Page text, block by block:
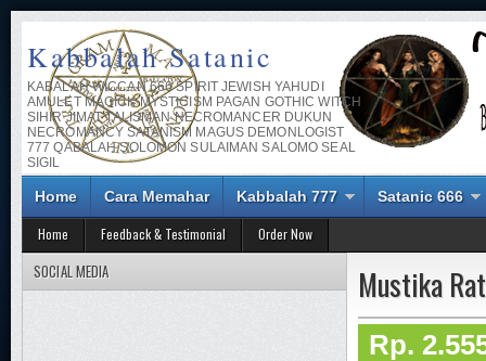
Kabbalah Satanic
KABALAH WICCAN 666 SPIRIT JEWISH YAHUDI
AMULET MAGICK MYSTICISM PAGAN GOTHIC WITCH
SIHIR JIMAT TALISMAN NECROMANCER DUKUN
NECROMANCY SATANISM MAGUS DEMONLOGIST
777 QABALAH SOLOMON SULAIMAN SALOMO SEAL
SIGIL
Home Cara Memahar Kabbalah 777 Satanic 666
Home Feedback & Testimonial Order Now
Mustika
Rp.
SOCIAL MEDIA